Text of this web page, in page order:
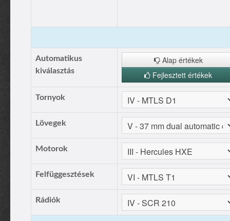
Automatikus
kiválasztás
Alap értékek
Fejlesztett értékek
Tornyok
Lövegek
Motorok
Felfüggesztések
Rádiók